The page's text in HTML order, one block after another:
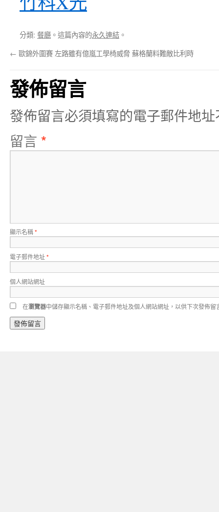
分類: 餐廳 。這篇內容的永久連結 。
← 歐錦外圍賽 左路雖有億嵐工學椅威脅 蘇格蘭料難敵比利時
發佈留言
發佈留言必須填寫的電子郵件地
留言 *
顯示名稱*
電子郵件地址*
個人網站網址
在瀏覽器中儲存顯示名稱、電子郵件地址及個人網站網址，以供下次發佈留